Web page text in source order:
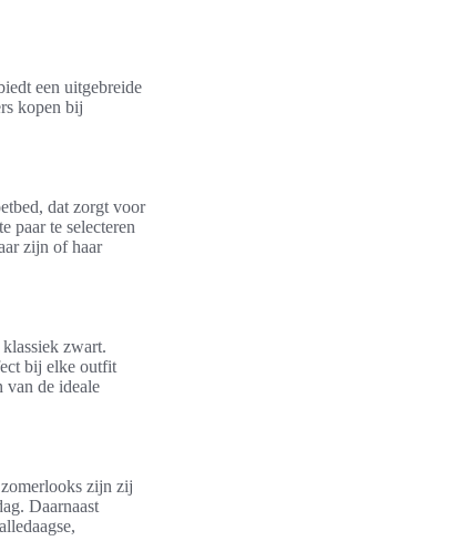
een uitgebreide
kopen bij
dat zorgt voor
paar te selecteren
zijn of haar
zwart.
bij elke outfit
van de ideale
zijn zij
Daarnaast